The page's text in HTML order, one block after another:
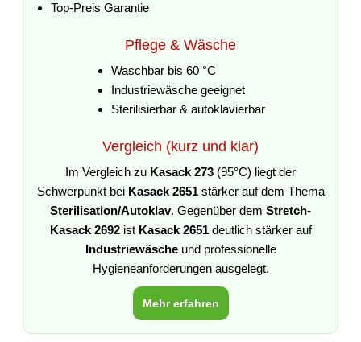
Top-Preis Garantie
Pflege & Wäsche
Waschbar bis 60 °C
Industriewäsche geeignet
Sterilisierbar & autoklavierbar
Vergleich (kurz und klar)
Im Vergleich zu Kasack 273 (95°C) liegt der
Schwerpunkt bei Kasack 2651stärker auf dem Thema
Sterilisation/Autoklav. Gegenüber dem Stretch-
Kasack 2692ist Kasack 2651deutlich stärker auf
Industriewäscheund professionelle
Hygieneanforderungen ausgelegt.
Mehr erfahren